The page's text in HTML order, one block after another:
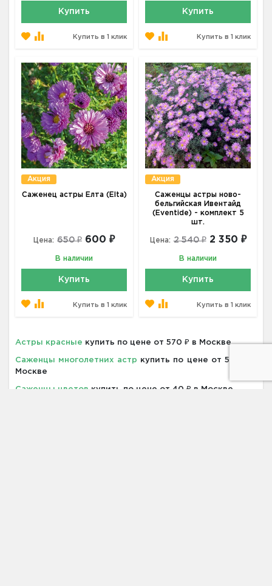
Купить
Купить в 1 клик
Купить
Купить в 1 клик
Акция
Саженец астры Елта (Elta)
Цена: 650 ₽ 600 ₽
В наличии
Купить
Купить в 1 клик
Акция
Саженцы астры ново-
бельгийская Ивентайд
(Eventide) - комплект 5
шт.
Цена: 2 540 ₽ 2 350 ₽
В наличии
Купить
Купить в 1 клик
Астры красные купить по цене от 570 ₽ в Москве
Саженцы многолетних астр
купить по цене от 560 ₽ в
Москве
Саженцы цветов купить по цене от 40 ₽ в Москве